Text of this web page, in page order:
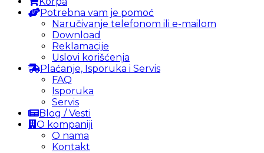
Potrebna vam je pomoć
Naručivanje telefonom ili e-mailom
Download
Reklamacije
Uslovi korišćenja
Plaćanje, Isporuka i Servis
FAQ
Isporuka
Servis
Blog / Vesti
O kompaniji
O nama
Kontakt